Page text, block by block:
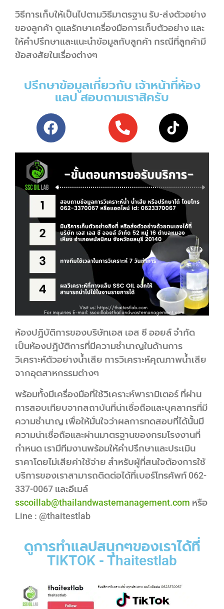
วิธีการเก็บให้เป็นไปตามวิธีมาตรฐาน รับ-ส่งตัวอย่าง
ของลูกค้า ดูแลรักษาเครื่องมือการเก็บตัวอย่าง และ
ให้คำปรึกษาและแนะนำข้อมูลกับลูกค้า กรณีที่ลูกค้ามี
ข้อสงสัยในเรื่องต่างๆ
ปรึกษาข้อมูลเกี่ยวกับ เจ้าหน้าที่ห้อง
แลป สอบถามเราสิครับ
ห้องปฏิบัติการของบริษัทเอส เอส ซี ออยล์ จำกัด
เป็นห้องปฏิบัติการที่มีความชำนาญในด้านการ
วิเคราะห์ตัวอย่างน้ำเสีย การวิเคราะห์คุณภาพน้ำเสีย
จากอุตสาหกรรมต่างๆ
พร้อมทั้งมีเครื่องมือที่ใช้วิเคราะห์พารามิเตอร์ ที่ผ่าน
การสอบเทียบจากสถาบันที่น่าเชื่อถือและบุคลากรที่มี
ความชำนาญ เพื่อให้มั่นใจว่าผลการทดสอบที่ได้นั้นมี
ความน่าเชื่อถือและผ่านมาตรฐานของกรมโรงงานที่
กำหนด เรามีทีมงานพร้อมให้คำปรึกษาและประเมิน
ราคาโดยไม่เสียค่าใช้จ่าย สำหรับผู้ที่สนใจต้องการใช้
บริการของเราสามารถติดต่อได้ที่เบอร์โทรศัพท์ 062-
337-0067 และอีเมล์
sscoillab@thailandwastemanagement.com หรือ
Line : @thaitestlab
ดูการทำแลปสนุกๆของเราได้ที่
TIKTOK - Thaitestlab